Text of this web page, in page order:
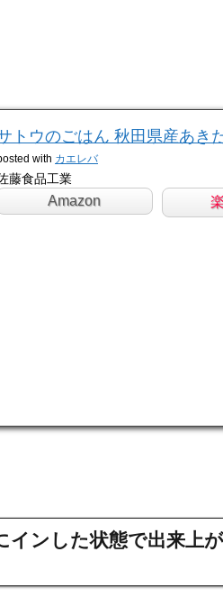
トウのごはん 秋田県産あき
with カエレバ
藤食品工業
Amazon
ンした状態で出来上が